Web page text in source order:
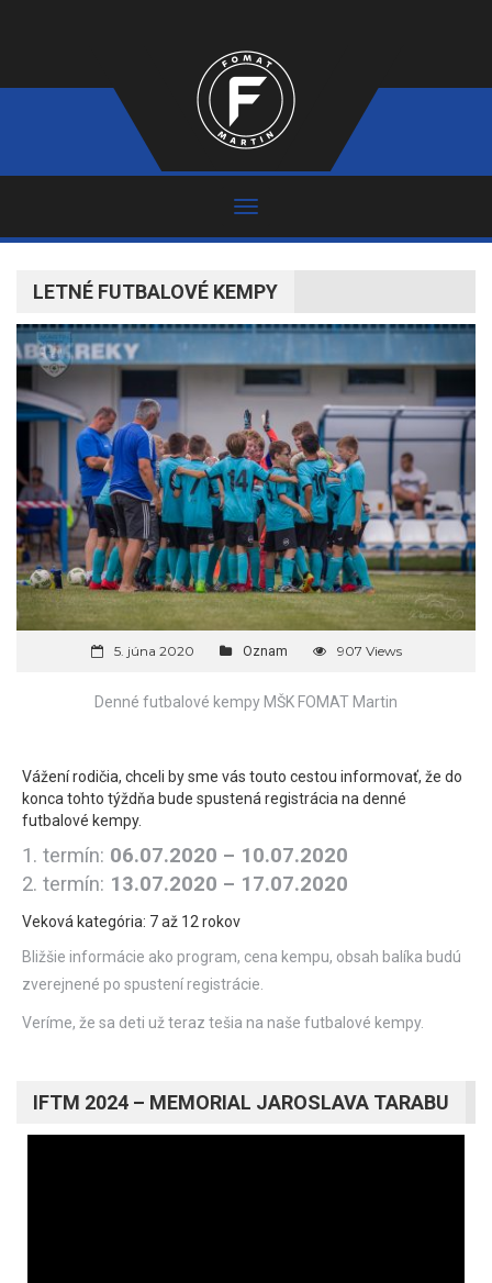
LETNÉ FUTBALOVÉ KEMPY
5. júna 2020 Oznam 907 Views
Denné futbalové kempy MŠK FOMAT Martin
Vážení rodičia, chceli by sme vás touto cestou informovať, že do
konca tohto týždňa bude spustená registrácia na denné
futbalové kempy.
1. termín: 06.07.2020 – 10.07.2020
2. termín: 13.07.2020 – 17.07.2020
Veková kategória: 7 až 12 rokov
Bližšie informácie ako program, cena kempu, obsah balíka budú
zverejnené po spustení registrácie.
Veríme, že sa deti už teraz tešia na naše futbalové kempy.
IFTM 2024 – MEMORIAL JAROSLAVA TARABU